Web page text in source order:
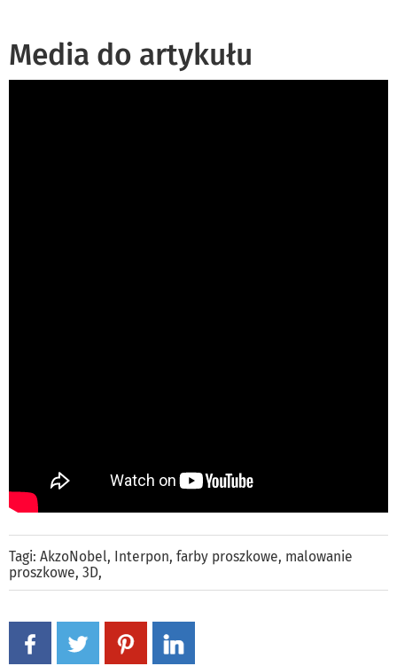
Media do artykułu
Tagi: AkzoNobel, Interpon, farby proszkowe, malowanie
proszkowe, 3D,